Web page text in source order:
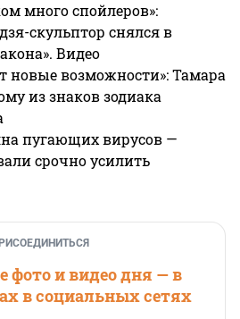
много спойлеров»:
скульптор снялся в
Видео
новые возможности»: Тамара
из знаков зодиака
пугающих вирусов —
срочно усилить
фото и видео дня — в
в социальных сетях